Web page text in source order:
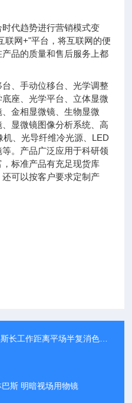
代趋势进行营销模式变
联网+"平台，将互联网的便
品的质量和售后服务上都
、手动位移台、光学调整
座、光学平台、立体显微
金相显微镜、生物显微
显微镜图像分析系统、高
、光导纤维冷光源、LED
。产品广泛应用于科研领
标准产品有充足现货库
可以按客户要求定制产
工作距离平场半复消色差物镜
斯 明暗视场用物镜